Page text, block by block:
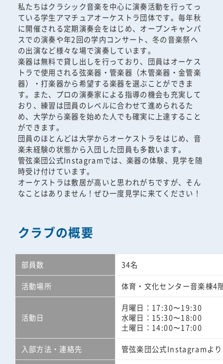
私たちはクラシック音楽を中心に演奏活動を行ってっ
ている学生アマチュアオーケストラ団体です。毎年秋
に開催される定期演奏会をはじめ、オープンキャンパ
スでの演奏や年2回の学内コンサート、冬の音楽祭へ
の出演など様々な場で演奏しています。
楽器は無料で貸し出しを行っており、団員はオーケス
トラで使用される弦楽器・管楽器（木管楽器・金管楽
器）・打楽器から希望する楽器を選ぶことができま
す。また、プロの演奏家による指導の機会も充実して
おり、練習は団員のレベルに合わせて進められるた
め、大学から楽器を始めた人でも確実に上達すること
ができます。
団員のほとんどは大学からオーケストラをはじめ、音
楽未経験の状態から入団した団員も多数います。
管弦楽団公式Instagramでは、楽器の体験、見学を随
時受け付けています。
オーケストラは敷居が高いと思われがちですが、そん
なことはありません！ぜひ一度見学に来てください！
クラブの概要
部員数 34名
活動場所 体育・文化センター音楽棟4
活動日
月曜日：17:30〜19:30
水曜日：15:30〜18:00
土曜日：14:00〜17:00
入部方法・連絡先 管弦楽団公式Instagramよ